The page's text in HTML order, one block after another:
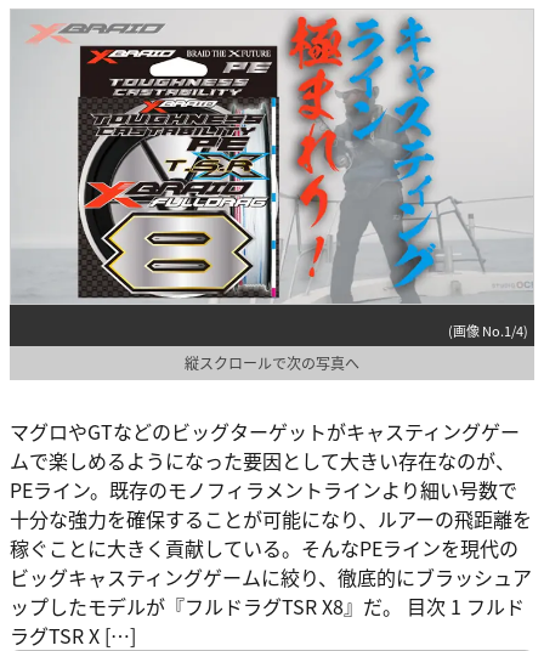
(画像 No.1/4)
縦スクロールで次の写真へ
マグロやGTなどのビッグターゲットがキャスティングゲー
ムで楽しめるようになった要因として大きい存在なのが、
PEライン。既存のモノフィラメントラインより細い号数で
十分な強力を確保することが可能になり、ルアーの飛距離を
稼ぐことに大きく貢献している。そんなPEラインを現代の
ビッグキャスティングゲームに絞り、徹底的にブラッシュア
ップしたモデルが『フルドラグTSR X8』だ。 目次 1 フルド
ラグTSR X […]